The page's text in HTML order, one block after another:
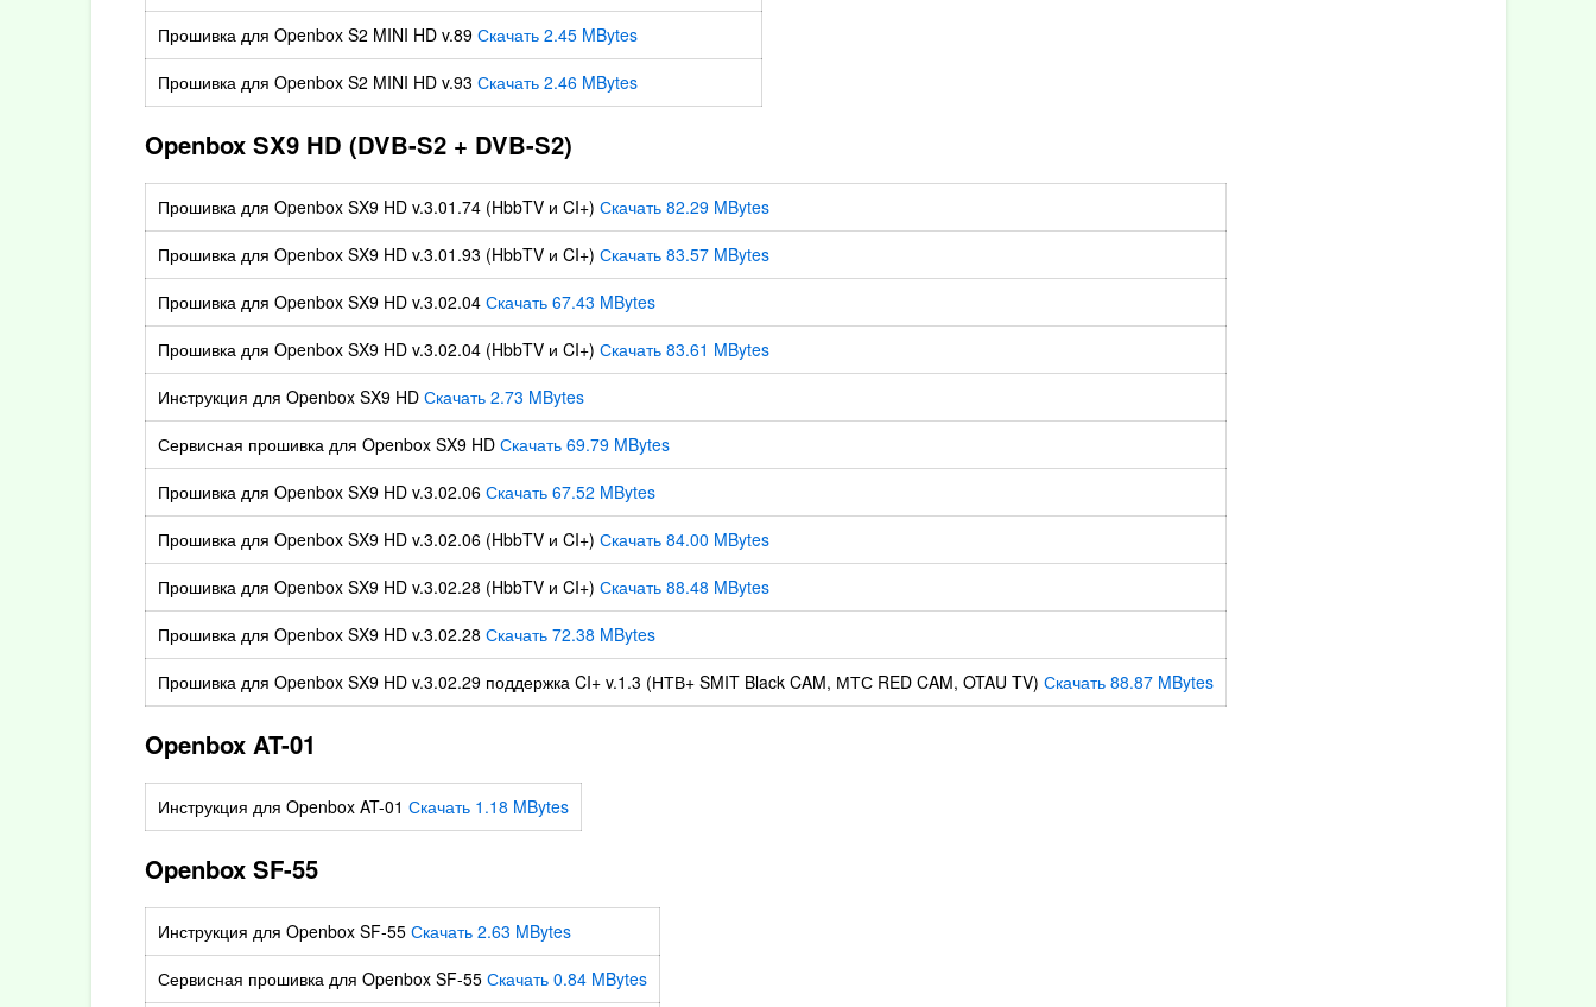
Прошивка для Openbox S2 MINI HD v.89 Скачать 2.45 MBytes
Прошивка для Openbox S2 MINI HD v.93 Скачать 2.46 MBytes
Openbox SX9 HD (DVB-S2 + DVB-S2)
Прошивка для Openbox SX9 HD v.3.01.74 (HbbTV и CI+) Скачать 82.29 MBytes
Прошивка для Openbox SX9 HD v.3.01.93 (HbbTV и CI+) Скачать 83.57 MBytes
Прошивка для Openbox SX9 HD v.3.02.04 Скачать 67.43 MBytes
Прошивка для Openbox SX9 HD v.3.02.04 (HbbTV и CI+) Скачать 83.61 MBytes
Инструкция для Openbox SX9 HD Скачать 2.73 MBytes
Сервисная прошивка для Openbox SX9 HD Скачать 69.79 MBytes
Прошивка для Openbox SX9 HD v.3.02.06 Скачать 67.52 MBytes
Прошивка для Openbox SX9 HD v.3.02.06 (HbbTV и CI+) Скачать 84.00 MBytes
Прошивка для Openbox SX9 HD v.3.02.28 (HbbTV и CI+) Скачать 88.48 MBytes
Прошивка для Openbox SX9 HD v.3.02.28 Скачать 72.38 MBytes
Прошивка для Openbox SX9 HD v.3.02.29 поддержка CI+ v.1.3 (НТВ+ SMIT Black CAM, МТС RED CAM, OTAU TV) Скачать 88.87 MBytes
Openbox AT-01
Инструкция для Openbox AT-01 Скачать 1.18 MBytes
Openbox SF-55
Инструкция для Openbox SF-55 Скачать 2.63 MBytes
Сервисная прошивка для Openbox SF-55 Скачать 0.84 MBytes